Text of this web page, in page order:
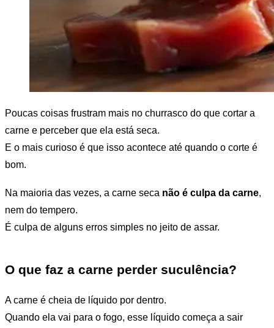
Poucas coisas frustram mais no churrasco do que cortar a
carne e perceber que ela está seca.
E o mais curioso é que isso acontece até quando o corte é
bom.
Na maioria das vezes, a carne seca não é culpa da carne,
nem do tempero.
É culpa de alguns erros simples no jeito de assar.
O que faz a carne perder suculência?
A carne é cheia de líquido por dentro.
Quando ela vai para o fogo, esse líquido começa a sair